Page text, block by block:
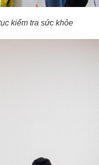
kiểm tra sức khỏe